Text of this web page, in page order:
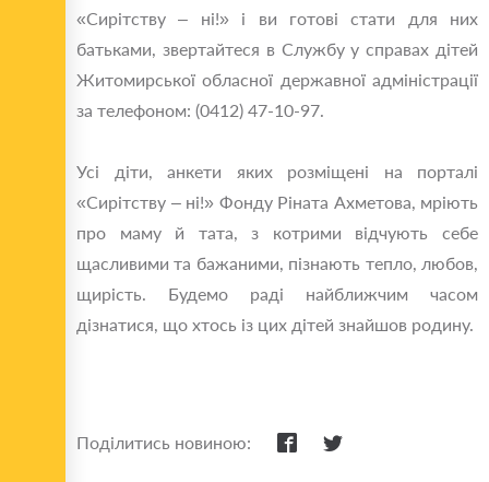
«Сирітству – ні!» і ви готові стати для них
батьками, звертайтеся в Службу у справах дітей
Житомирської обласної державної адміністрації
за телефоном: (0412) 47-10-97.
Усі діти, анкети яких розміщені на порталі
«Сирітству – ні!» Фонду Ріната Ахметова, мріють
про маму й тата, з котрими відчують себе
щасливими та бажаними, пізнають тепло, любов,
щирість. Будемо раді найближчим часом
дізнатися, що хтось із цих дітей знайшов родину.
Поділитись новиною: